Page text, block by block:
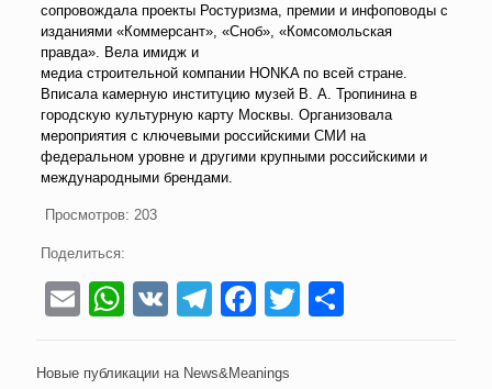
сопровождала проекты Ростуризма, премии и инфоповоды с
изданиями «Коммерсант», «Сноб», «Комсомольская
правда». Вела имидж и
медиа строительной компании HONKA по всей стране.
Вписала камерную институцию музей В. А. Тропинина в
городскую культурную карту Москвы. Организовала
мероприятия с ключевыми российскими СМИ на
федеральном уровне и другими крупными российскими и
международными брендами.
Просмотров: 203
Поделиться:
EmailWhatsApp
VK Telegram
Facebook
Twitter
Новые публикации на News&Meanings